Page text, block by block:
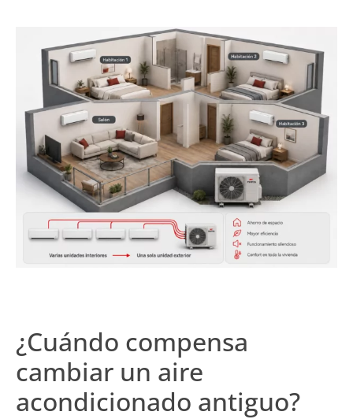
¿Cuándo compensa
cambiar un aire
acondicionado antiguo?